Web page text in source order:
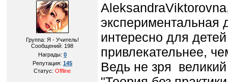
Группа: Я - Учитель!
Сообщений: 198
Награды: 0
Репутация: 145
Статус:Offline
экспериментальная
интересно для
привлекательнее,
Ведь не зря